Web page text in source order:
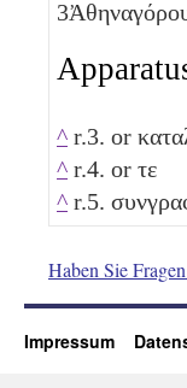
3
^ r.3. or
^ r.4. or τε
^ r.5.
Haben Sie
Impressum